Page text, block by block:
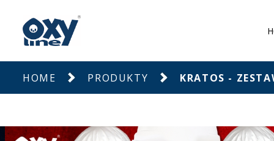
HOME PRODUKTY KRATOS -